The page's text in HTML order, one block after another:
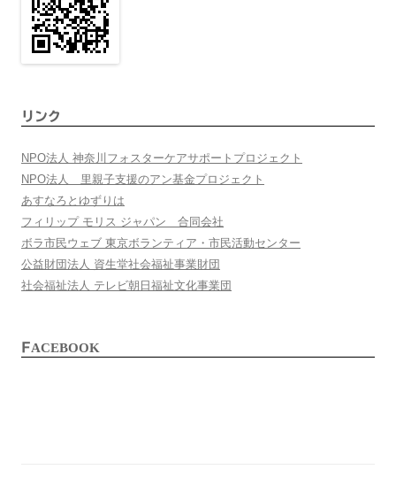
リンク
NPO法人 神奈川フォスターケアサポートプロジェクト
NPO法人 里親子支援のアン基金プロジェクト
あすなろとゆずりは
フィリップ モリス ジャパン 合同会社
ボラ市民ウェブ 東京ボランティア・市民活動センター
公益財団法人 資生堂社会福祉事業財団
社会福祉法人 テレビ朝日福祉文化事業団
FACEBOOK